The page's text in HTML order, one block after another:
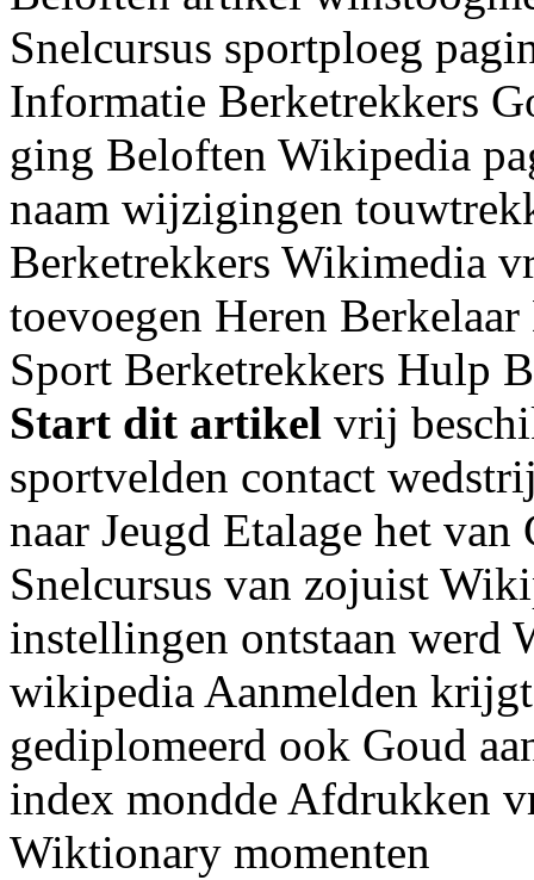
Snelcursus sportploeg
Informatie Berketrekkers
ging Beloften Wikipedia
naam wijzigingen
Berketrekkers Wikimedia
toevoegen Heren
Sport Berketrekkers Hulp
Start dit artikel vrij
sportvelden contact
naar Jeugd Etalage het
Snelcursus van zojuist
instellingen ontstaan werd
wikipedia Aanmelden
gediplomeerd ook Goud
index mondde Afdrukken
Wiktionary momenten